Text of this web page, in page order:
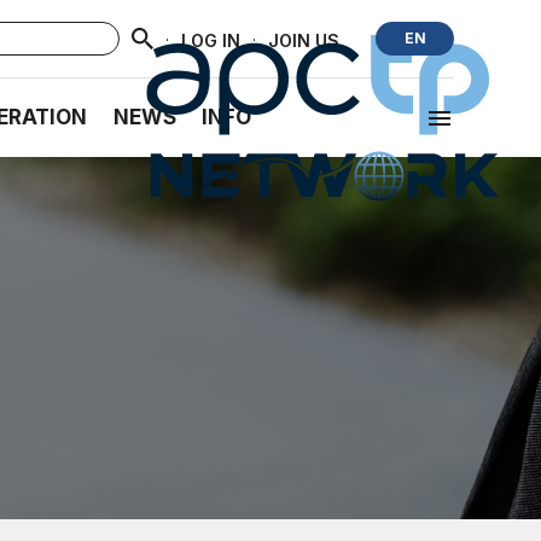
· LOG IN · JOIN US EN
NEWS INFO